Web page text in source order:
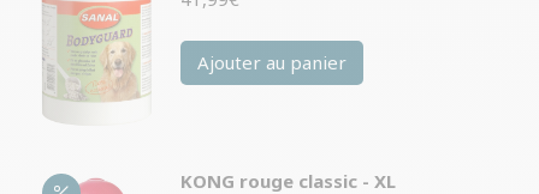
Ajouter au panier
KONG rouge classic - XL